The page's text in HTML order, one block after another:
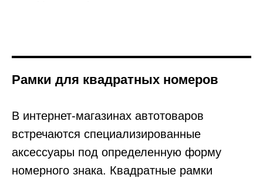
Рамки для квадратных номеров
В интернет-магазинах автотоваров
встречаются специализированные
аксессуары под определенную форму
номерного знака. Квадратные рамки